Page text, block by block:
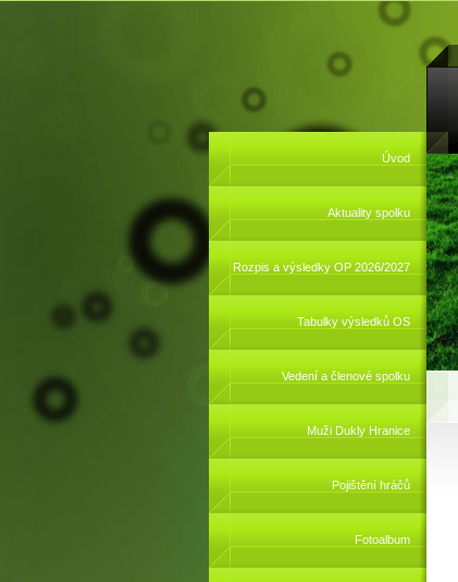
Úvod
Aktuality spolku
Rozpis a výsledky OP 2026/2027
Tabulky výsledků OS
Vedení a členové spolku
Muži Dukly Hranice
Pojištění hráčů
Fotoalbum